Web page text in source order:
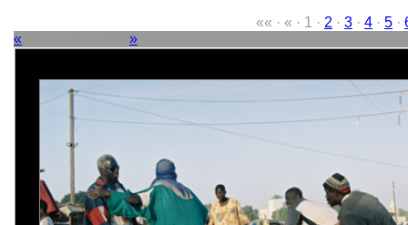
«« · « · 1 · 2 · 3 · 4 · 5 ·
«
»